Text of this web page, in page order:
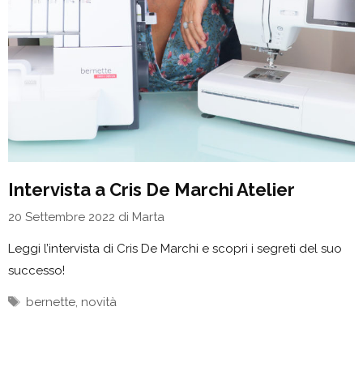
Intervista a Cris De Marchi Atelier
20 Settembre 2022 di Marta
Leggi l’intervista di Cris De Marchi e scopri i segreti del suo
successo!
Tag
bernette novità